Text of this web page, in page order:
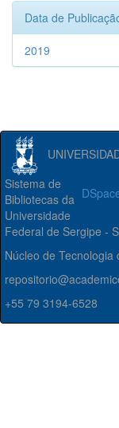
Data de
2019
Sistema de
Bibliotecas da
Universidade
Federal de Sergipe -
Núcleo de
+55 79 3194-6528